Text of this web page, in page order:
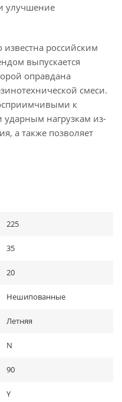
улучшение
российским
выпускается
оправдана
смеси.
к
ударным нагрузкам из-
а также позволяет
225
35
20
Нешипованные
Летняя
N
90
Y